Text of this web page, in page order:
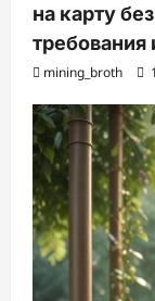
на карту
mining_broth